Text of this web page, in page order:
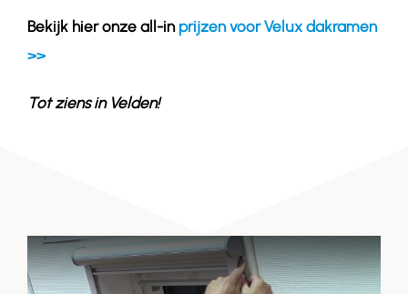
Bekijk hier onze all-in prijzen voor Velux dakramen
>>
Tot ziens in Velden!